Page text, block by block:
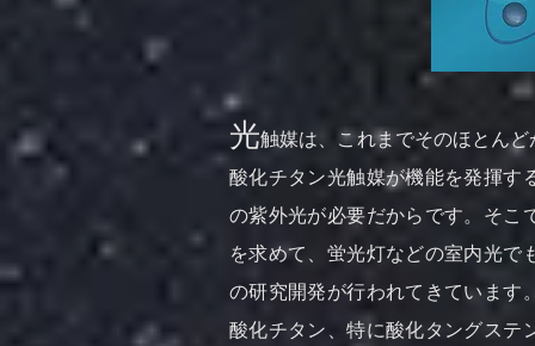
光触媒は、これまでそのほとん
酸化チタン光触媒が機能を発揮す
の紫外光が必要だからです。そこ
を求めて、蛍光灯などの室内光で
の研究開発が行われてきています
酸化チタン、特に酸化タングステ